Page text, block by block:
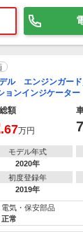
ル エンジンガード
ョンインジケーター
額
.67万円
モデル年式
2020年
初度登録年
2019年
電気・保安部品
正常